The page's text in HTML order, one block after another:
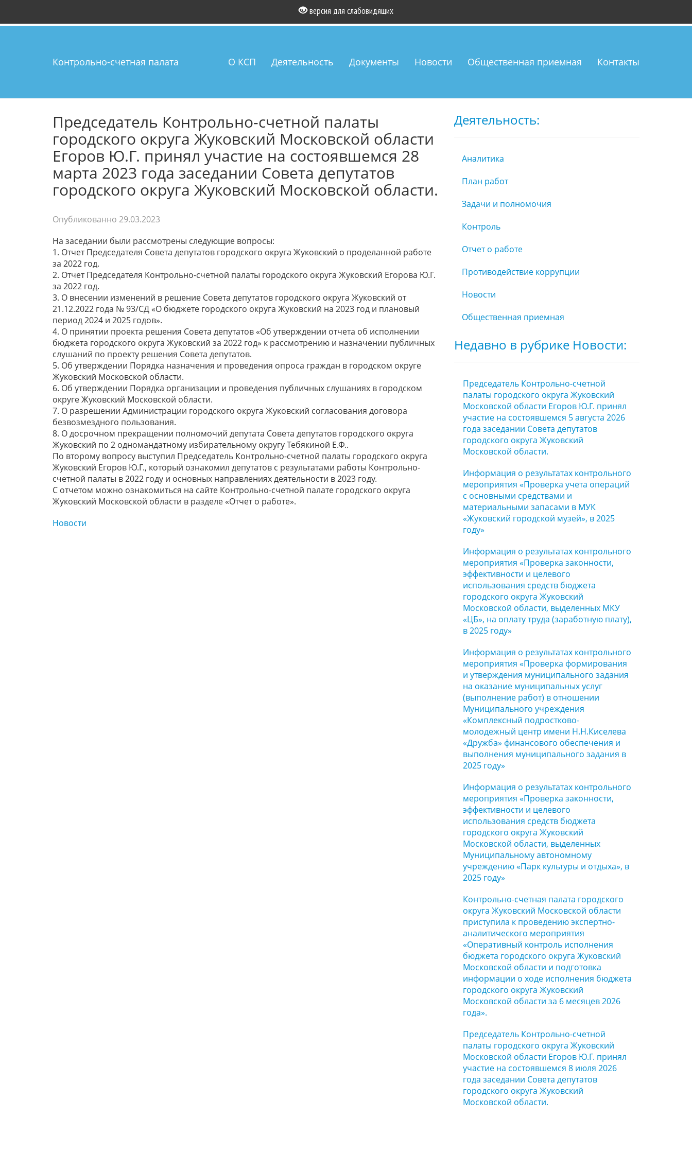
версия для слабовидящих
Контрольно-счетная палата О КСП Деятельность Документы Новости Общественная приемная Контакты
Председатель Контрольно-счетной палаты
городского округа Жуковский Московской области
Егоров Ю.Г. принял участие на состоявшемся 28
марта 2023 года заседании Совета депутатов
городского округа Жуковский Московской области.
Опубликованно 29.03.2023
На заседании были рассмотрены следующие вопросы:
1. Отчет Председателя Совета депутатов городского округа Жуковский о проделанной работе
за 2022 год.
2. Отчет Председателя Контрольно-счетной палаты городского округа Жуковский Егорова Ю.Г.
за 2022 год.
3. О внесении изменений в решение Совета депутатов городского округа Жуковский от
21.12.2022 года № 93/СД «О бюджете городского округа Жуковский на 2023 год и плановый
период 2024 и 2025 годов».
4. О принятии проекта решения Совета депутатов «Об утверждении отчета об исполнении
бюджета городского округа Жуковский за 2022 год» к рассмотрению и назначении публичных
слушаний по проекту решения Совета депутатов.
5. Об утверждении Порядка назначения и проведения опроса граждан в городском округе
Жуковский Московской области.
6. Об утверждении Порядка организации и проведения публичных слушаниях в городском
округе Жуковский Московской области.
7. О разрешении Администрации городского округа Жуковский согласования договора
безвозмездного пользования.
8. О досрочном прекращении полномочий депутата Совета депутатов городского округа
Жуковский по 2 одномандатному избирательному округу Тебякиной Е.Ф..
По второму вопросу выступил Председатель Контрольно-счетной палаты городского округа
Жуковский Егоров Ю.Г., который ознакомил депутатов с результатами работы Контрольно-
счетной палаты в 2022 году и основных направлениях деятельности в 2023 году.
С отчетом можно ознакомиться на сайте Контрольно-счетной палате городского округа
Жуковский Московской области в разделе «Отчет о работе».
Новости
Деятельность:
Аналитика
План работ
Задачи и полномочия
Контроль
Отчет о работе
Противодействие коррупции
Новости
Общественная приемная
Недавно в рубрике Новости:
Председатель Контрольно-счетной
палаты городского округа Жуковский
Московской области Егоров Ю.Г. принял
участие на состоявшемся 5 августа 2026
года заседании Совета депутатов
городского округа Жуковский
Московской области.
Информация о результатах контрольного
мероприятия «Проверка учета операций
с основными средствами и
материальными запасами в МУК
«Жуковский городской музей», в 2025
году»
Информация о результатах контрольного
мероприятия «Проверка законности,
эффективности и целевого
использования средств бюджета
городского округа Жуковский
Московской области, выделенных МКУ
«ЦБ», на оплату труда (заработную плату),
в 2025 году»
Информация о результатах контрольного
мероприятия «Проверка формирования
и утверждения муниципального задания
на оказание муниципальных услуг
(выполнение работ) в отношении
Муниципального учреждения
«Комплексный подростково-
молодежный центр имени Н.Н.Киселева
«Дружба» финансового обеспечения и
выполнения муниципального задания в
2025 году»
Информация о результатах контрольного
мероприятия «Проверка законности,
эффективности и целевого
использования средств бюджета
городского округа Жуковский
Московской области, выделенных
Муниципальному автономному
учреждению «Парк культуры и отдыха», в
2025 году»
Контрольно-счетная палата городского
округа Жуковский Московской области
приступила к проведению экспертно-
аналитического мероприятия
«Оперативный контроль исполнения
бюджета городского округа Жуковский
Московской области и подготовка
информации о ходе исполнения бюджета
городского округа Жуковский
Московской области за 6 месяцев 2026
года».
Председатель Контрольно-счетной
палаты городского округа Жуковский
Московской области Егоров Ю.Г. принял
участие на состоявшемся 8 июля 2026
года заседании Совета депутатов
городского округа Жуковский
Московской области.